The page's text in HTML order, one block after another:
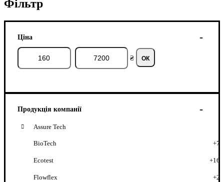
Фільтр
Ціна
₴ ОК
Продукція компанії
Assure Tech
BioTech +7
Ecotest +16
Flowflex +2